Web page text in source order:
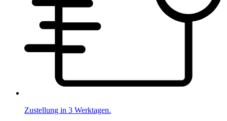
Zustellung in 3 Werktagen.